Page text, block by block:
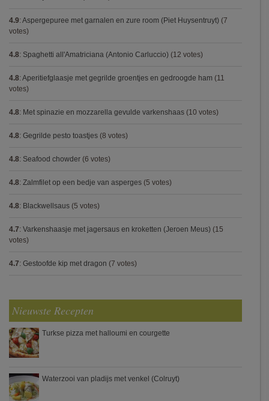
4.9: Aspergepuree met garnalen en zure room (Piet Huysentruyt) (7
votes)
4.8: Spaghetti all'Amatriciana (Antonio Carluccio) (12 votes)
4.8: Aperitiefglaasje met gegrilde groentjes en gedroogde ham (11
votes)
4.8: Met spinazie en mozzarella gevulde varkenshaas (10 votes)
4.8: Gegrilde pesto toastjes (8 votes)
4.8: Seafood chowder (6 votes)
4.8: Zalmfilet op een bedje van asperges (5 votes)
4.8: Blackwellsaus (5 votes)
4.7: Varkenshaasje met jagersaus en kroketten (Jeroen Meus) (15
votes)
4.7: Gestoofde kip met dragon (7 votes)
Nieuwste Recepten
Turkse pizza met halloumi en courgette
Waterzooi van pladijs met venkel (Colruyt)